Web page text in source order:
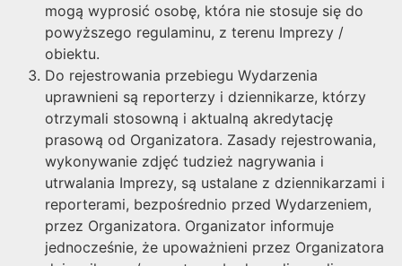
mogą wyprosić osobę, która nie stosuje się do
powyższego regulaminu, z terenu Imprezy /
obiektu.
Do rejestrowania przebiegu Wydarzenia
uprawnieni są reporterzy i dziennikarze, którzy
otrzymali stosowną i aktualną akredytację
prasową od Organizatora. Zasady rejestrowania,
wykonywanie zdjęć tudzież nagrywania i
utrwalania Imprezy, są ustalane z dziennikarzami i
reporterami, bezpośrednio przed Wydarzeniem,
przez Organizatora. Organizator informuje
jednocześnie, że upoważnieni przez Organizatora